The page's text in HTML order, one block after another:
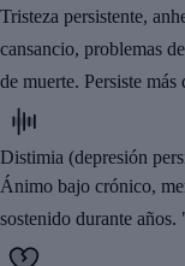
Tristeza persistente,
cansancio, problemas
de muerte. Persiste
Distimia (depresión
Ánimo bajo crónico,
sostenido durante